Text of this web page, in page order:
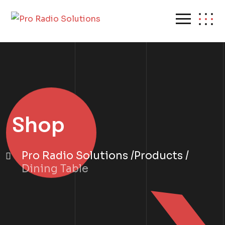
Shop
Pro Radio Solutions Products
Dining Table